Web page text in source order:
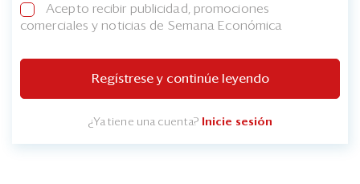
Acepto recibir publicidad, promociones
comerciales y noticias de Semana Económica
Regístrese y continúe leyendo
¿Ya tiene una cuenta? Inicie sesión